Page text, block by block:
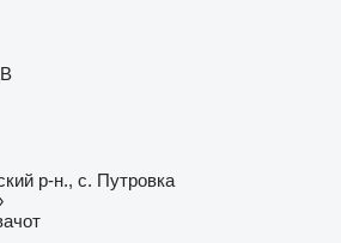
р-н., с. Путровка